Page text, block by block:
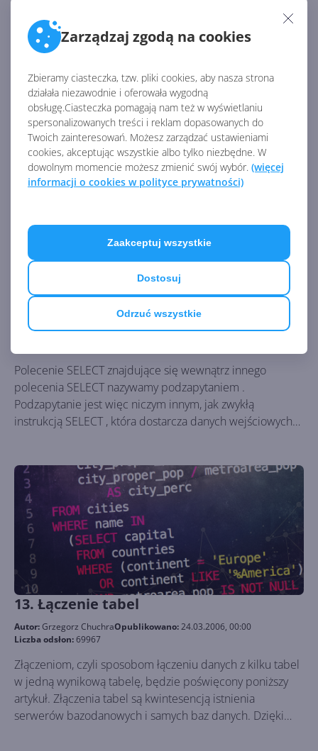
Zarządzaj zgodą na cookies
Zbieramy ciasteczka, tzw. pliki cookies, aby nasza strona
działała niezawodnie i oferowała wygodną
obsługę.Ciasteczka pomagają nam też w wyświetlaniu
spersonalizowanych treści i reklam dopasowanych do
Twoich zainteresowań. Możesz zarządzać ustawieniami
cookies, akceptując wszystkie albo tylko niezbędne. W
dowolnym momencie możesz zmienić swój wybór. (więcej
informacji o cookies w polityce prywatności)
Odrzuć wszystkie
Dostosuj
Zaakceptuj wszystkie
Autor:Grzegorz Chuchra
Liczba odsłon:34382
Schematy to nowa forma zabezpieczeń polegająca na
odseparowanie użytkowników bazy danych od obiektów
bazodanowych. Schemat jest jakby grupą obiektów bazy
danych. W artykule tym opiszę dokładnie co to jest
schemat i jak go używać oraz jakie profity mamy w
związku ze zmianą polityki bezpieczeństwa.
14. Praca z podzapytańami, tabelami
tymczasowymi i zmiennymi
tabelarycznymi
Autor:Grzegorz ChuchraOpublikowano:14.04.2006, 00:00
Polecenie SELECT znajdujące się wewnątrz innego
polecenia SELECT nazywamy podzapytaniem .
Podzapytanie jest więc niczym innym, jak zwykłą
instrukcją SELECT , która dostarcza danych wejściowych
pobierania informacji z repozytorium danych. Należy
jeszcze dodać, że część podzapytań może być zastąpiona
zapytaniami złączającymi.
13. Łączenie tabel
Autor:Grzegorz ChuchraOpublikowano:24.03.2006, 00:00
Liczba odsłon:69967
Złączeniom, czyli sposobom łączeniu danych z kilku tabel
w jedną wynikową tabelę, będzie poświęcony poniższy
artykuł. Złączenia tabel są kwintesencją istnienia
serwerów bazodanowych i samych baz danych. Dzięki